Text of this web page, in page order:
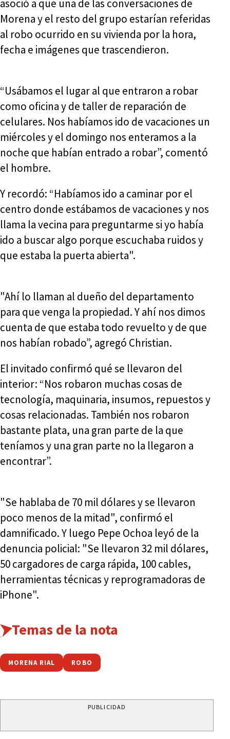
asoció a que una de las conversaciones de
Morena y el resto del grupo estarían referidas
al robo ocurrido en su vivienda por la hora,
fecha e imágenes que trascendieron.
“Usábamos el lugar al que entraron a robar
como oficina y de taller de reparación de
celulares. Nos habíamos ido de vacaciones un
miércoles y el domingo nos enteramos a la
noche que habían entrado a robar”, comentó
el hombre.
Y recordó: “Habíamos ido a caminar por el
centro donde estábamos de vacaciones y nos
llama la vecina para preguntarme si yo había
ido a buscar algo porque escuchaba ruidos y
que estaba la puerta abierta".
"Ahí lo llaman al dueño del departamento
para que venga la propiedad. Y ahí nos dimos
cuenta de que estaba todo revuelto y de que
nos habían robado”, agregó Christian.
El invitado confirmó qué se llevaron del
interior: “Nos robaron muchas cosas de
tecnología, maquinaria, insumos, repuestos y
cosas relacionadas. También nos robaron
bastante plata, una gran parte de la que
teníamos y una gran parte no la llegaron a
encontrar”.
"Se hablaba de 70 mil dólares y se llevaron
poco menos de la mitad", confirmó el
damnificado. Y luego Pepe Ochoa leyó de la
denuncia policial: "Se llevaron 32 mil dólares,
50 cargadores de carga rápida, 100 cables,
herramientas técnicas y reprogramadoras de
iPhone".
Temas de la nota
MORENA RIAL ROBO
PUBLICIDAD